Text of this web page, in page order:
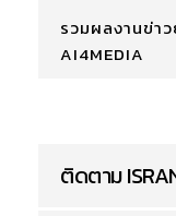
รวมผลงานข่า
AI4MEDIA
ติดตาม